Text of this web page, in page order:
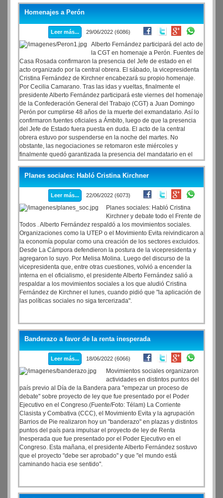
Homenajes a Perón
Leer más... 29/06/2022 (6086)
Alberto Fernández participará del acto de
la CGT en homenaje a Perón. Fuentes de
Casa Rosada confirmaron la presencia del Jefe de estado en el
acto organizado por la central obrera. El sábado, la vicepresidenta
Cristina Fernández de Kirchner encabezará su propio homenaje.
Por Cecilia Camarano. Tras las idas y vueltas, finalmente el
presidente Alberto Fernández participará este viernes del homenaje
de la Confederación General del Trabajo (CGT) a Juan Domingo
Perón por cumplirse 48 años de la muerte del exmandatario. Así lo
confirmaron fuentes oficiales a Ámbito, luego de que la presencia
del Jefe de Estado fuera puesta en duda. El acto de la central
obrera estuvo por suspenderse en la noche del martes. No
obstante, las negociaciones se retomaron este miércoles y
finalmente quedó garantizada la presencia del mandatario en el
salón Vallese
Planes sociales: Habló Cristina Kirchner
Leer más... 22/06/2022 (6073)
Planes sociales: Habló Cristina
Kirchner y debate todo el Frente de
Todos . Alberto Fernández respaldó a los movimientos sociales.
Organizaciones como la UTEP o el Movimiento Evita reivindicaron a
la economía popular como una creación de los sectores excluidos.
Desde La Cámpora defendieron la postura de la vicepresidenta y
agregaron lo suyo. Por Melisa Molina. Luego del discurso de la
vicepresidenta que, entre otras cuestiones, volvió a encender la
interna en el oficialismo, el presidente Alberto Fernández salió a
respaldar a los movimientos sociales a los que aludió Cristina
Fernández de Kirchner el lunes, cuando pidió que "la aplicación de
las políticas sociales no siga tercerizada".
Banderazo a favor de la renta inesperada
Leer más... 18/06/2022 (6066)
Movimientos sociales organizaron
actividades en distintos puntos del
país previo al Día de la Bandera para "empezar un proceso de
debate" sobre proyecto de ley que fue presentado por el Poder
Ejecutivo en el Congreso.(Fuente/Foto: Télam) La Corriente
Clasista y Combativa (CCC), el Movimiento Evita y la agrupación
Barrios de Pie realizaron hoy un "banderazo" en plazas y distintos
puntos del país para impulsar el proyecto de ley de Renta
Inesperada que fue presentado por el Poder Ejecutivo en el
Congreso. Esta mañana, el presidente Alberto Fernández sostuvo
que el proyecto "debe ser aprobado" y que "el mundo está
caminando hacia ese sentido".